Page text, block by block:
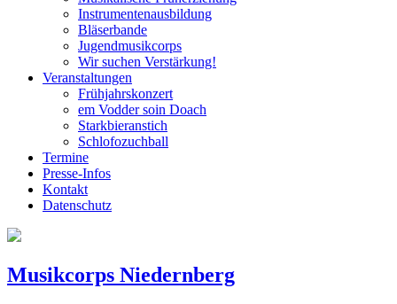
Instrumentenausbildung
Bläserbande
Jugendmusikcorps
Wir suchen Verstärkung!
Veranstaltungen
Frühjahrskonzert
em Vodder soin Doach
Starkbieranstich
Schlofozuchball
Termine
Presse-Infos
Kontakt
Datenschutz
Musikcorps Niedernberg